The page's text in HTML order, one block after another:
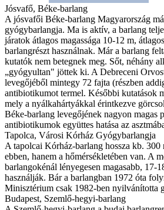
Jósvafő, Béke-barlang
A jósvafői Béke-barlang Magyarország
gyógybarlangja. Ma is aktív, a barlang
járatok átlagos magassága 10-12 m,
barlangrészt használnak. Már a barlang
kutatók nem betegnek meg. Sőt, néhány
„gyógyultan" jöttek ki. A Debreceni
levegőjéből mintegy 72 fajta (részben
antibiotikumot termel. Későbbi kutatások
mely a nyálkahártyákkal érintkezve
Béke-barlang levegőjének nagyon magas
antibiotikumok együttes hatása az
Tapolca, Városi Kórház Gyógybarlangja
A tapolcai Kórház-barlang hossza kb. 300
ebben, hanem a hőmérsékletében van. A
barlangokénál lényegesen magasabb,
használják. Bár a barlangban 1972 óta
Minisztérium csak 1982-ben nyilvánította
Budapest, Szemlő-hegyi-barlang